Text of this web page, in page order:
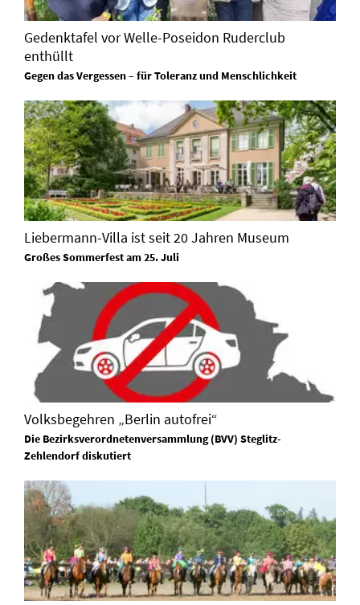
Gedenktafel vor Welle-Poseidon Ruderclub
enthüllt
Gegen das Vergessen – für Toleranz und Menschlichkeit
Liebermann-Villa ist seit 20 Jahren Museum
Großes Sommerfest am 25. Juli
Volksbegehren „Berlin autofrei“
Die Bezirksverordnetenversammlung (BVV) Steglitz-
Zehlendorf diskutiert